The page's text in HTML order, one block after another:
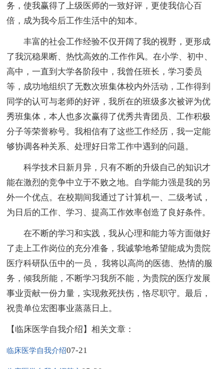
务，使我赢得了上级医师的一致好评，更使我信心百
倍，成为我今后工作生活中的知本。
丰富的社会工作经验不仅开阔了我的视野，更形成
了我沉稳果断、热忱高效的.工作作风。在小学、初中、
高中，一直到大学各阶段中，我曾任班长，学习委员
等，成功地组织了无数次班集体校内外活动，工作得到
同学的认可与老师的好评，我所在的班级多次被评为优
秀班集体，本人也多次赢得了优秀共青团员、工作积极
分子等荣誉称号。我相信有了这些工作经历，我一定能
够协调各种关系、处理好日常工作中遇到的问题。
科学技术日新月异，只有不断的升级自己的知识才
能在激烈的竞争中立于不败之地。自学能力强是我的另
外一个优点。在校期间我通过了计算机一、二级考试，
为日后的工作、学习、提高工作效率创造了良好条件。
在不断的学习和实践，我从心理和能力等方面做好
了走上工作岗位的充分准备，我诚挚地希望能成为贵院
医疗科研队伍中的一员， 我将以高尚的医德、热情的服
务，倾我所能，不断学习我所不能，为贵院的医疗发展
事业贡献一份力量，实现救死扶伤，恪尽职守。最后，
祝贵单位宏图事业蒸蒸日上。
【临床医学自我介绍】相关文章：
临床医学自我介绍07-21